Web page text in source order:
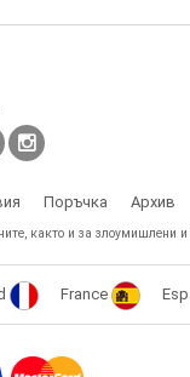
Поръчка Архив
както и за злоумишлени
France